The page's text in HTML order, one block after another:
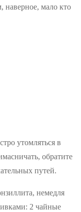
наверное, мало кто
утомляться в
обратите
путей.
немедля
2 чайные